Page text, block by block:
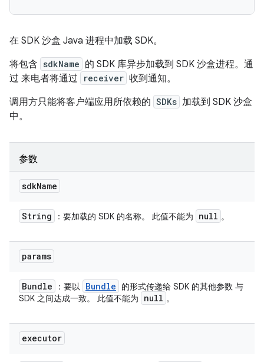
在 SDK 沙盒 Java 进程中加载 SDK。
将包含 sdkName 的 SDK 库异步加载到 SDK 沙盒进程。通
过 来电者将通过
receiver 收到通知。
调用方只能将客户端应用所依赖的 SDKs 加载到 SDK 沙盒
中。
参数
sdkName
String ：要加载的 SDK 的名称。 此值不能为 null 。
params
Bundle ：要以 Bundle
的形式传递给 SDK 的其他参数 与
SDK 之间达成一致。 此值不能为
null 。
executor